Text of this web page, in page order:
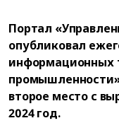
Портал
опубликовал
информационных
второе место с
2024 год.